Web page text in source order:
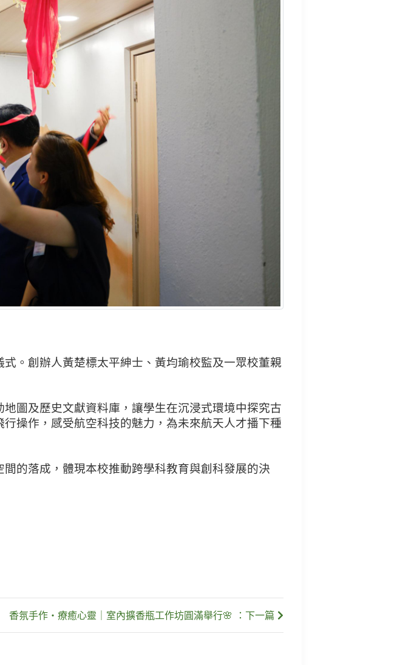
。創辦人黃楚標太平紳士、黃均瑜校監及一眾校董親
圖及歷史文獻資料庫，讓學生在沉浸式環境中探究古
操作，感受航空科技的魅力，為未來航天人才播下種
的落成，體現本校推動跨學科教育與創科發展的決
香氛手作・療癒心靈｜室內擴香瓶工作坊圓滿舉行🌸 ：下一篇